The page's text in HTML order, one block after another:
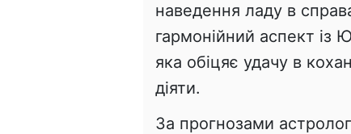
наведення ладу в
гармонійний аспект із
яка обіцяє удачу в
діяти.
За прогнозами